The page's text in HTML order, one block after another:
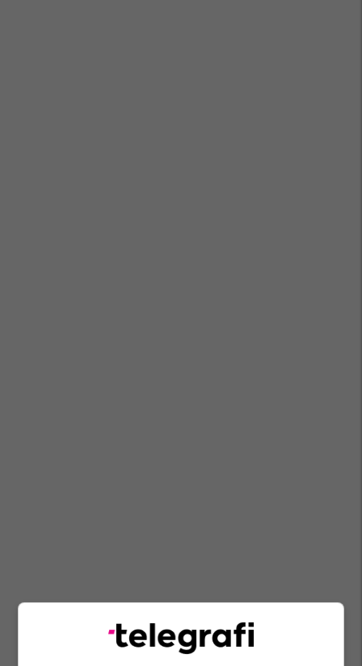
Marrëdhëniet Maqedoni-Bullgari